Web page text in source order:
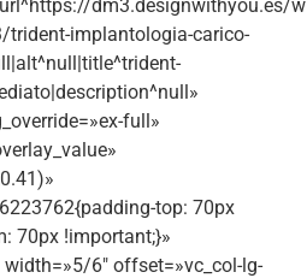
dm3.designwithyou.es/
implantologia-carico-
full»
top: 70px
70px !important;}»
6″ offset=»vc_col-lg-